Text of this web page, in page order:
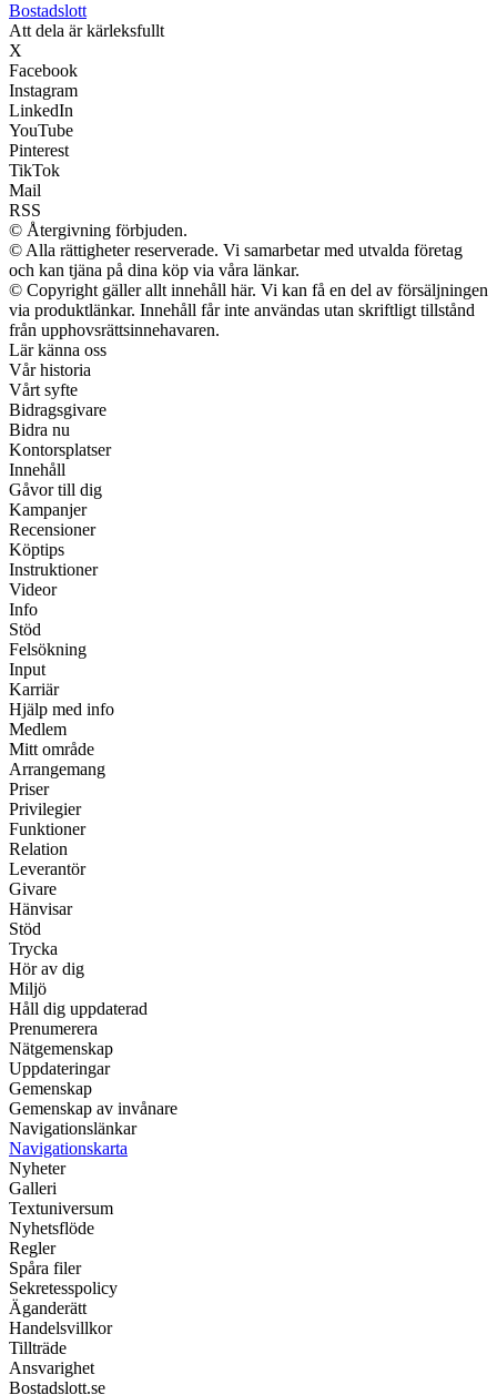
Bostadslott
Att dela är kärleksfullt
X
Facebook
Instagram
LinkedIn
YouTube
Pinterest
TikTok
Mail
RSS
© Återgivning förbjuden.
© Alla rättigheter reserverade. Vi samarbetar med utvalda företag
och kan tjäna på dina köp via våra länkar.
© Copyright gäller allt innehåll här. Vi kan få en del av försäljningen
via produktlänkar. Innehåll får inte användas utan skriftligt tillstånd
från upphovsrättsinnehavaren.
Lär känna oss
Vår historia
Vårt syfte
Bidragsgivare
Bidra nu
Kontorsplatser
Innehåll
Gåvor till dig
Kampanjer
Recensioner
Köptips
Instruktioner
Videor
Info
Stöd
Felsökning
Input
Karriär
Hjälp med info
Medlem
Mitt område
Arrangemang
Priser
Privilegier
Funktioner
Relation
Leverantör
Givare
Hänvisar
Stöd
Trycka
Hör av dig
Miljö
Håll dig uppdaterad
Prenumerera
Nätgemenskap
Uppdateringar
Gemenskap
Gemenskap av invånare
Navigationslänkar
Navigationskarta
Nyheter
Galleri
Textuniversum
Nyhetsflöde
Regler
Spåra filer
Sekretesspolicy
Äganderätt
Handelsvillkor
Tillträde
Ansvarighet
Bostadslott.se